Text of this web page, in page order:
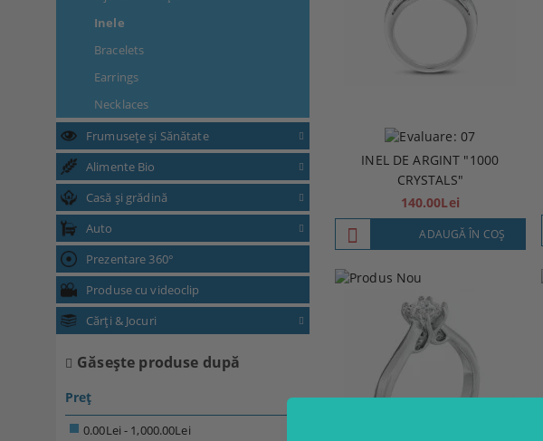
Inele
Bracelets
Earrings
Necklaces
Frumusețe și Sănătate
Alimente Bio
Casă și grădină
Auto
Prezentare 360°
Produse cu videoclip
Cărți & Jocuri
Găseşte produse după
Preț
0.00Lei - 1,000.00Lei
INEL DE ARGINT "1000
CRYSTALS"
140.00Lei
ADAUGĂ ÎN COŞ